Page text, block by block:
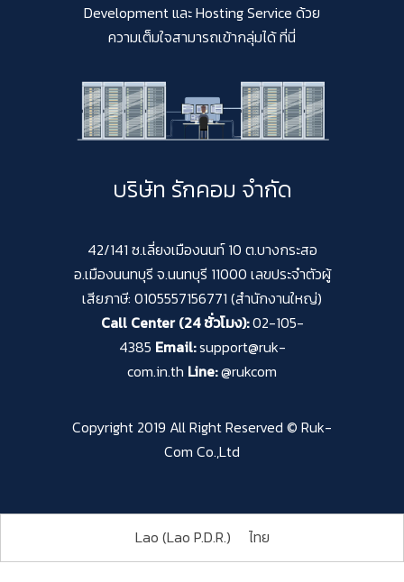
Development และ Hosting Service ด้วย
ความเต็มใจสามารถเข้ากลุ่มได้ ที่นี่
บริษัท รักคอม จำกัด
42/141 ซ.เลี่ยงเมืองนนท์ 10 ต.บางกระสอ
อ.เมืองนนทบุรี จ.นนทบุรี 11000 เลขประจำตัวผู้
เสียภาษี: 0105557156771 (สำนักงานใหญ่)
Call Center (24 ชั่วโมง):02-105-
4385 Email:support@ruk-
com.in.th Line:@rukcom
Copyright 2019 All Right Reserved © Ruk-
Com Co.,Ltd
Lao (Lao P.D.R.) ไทย